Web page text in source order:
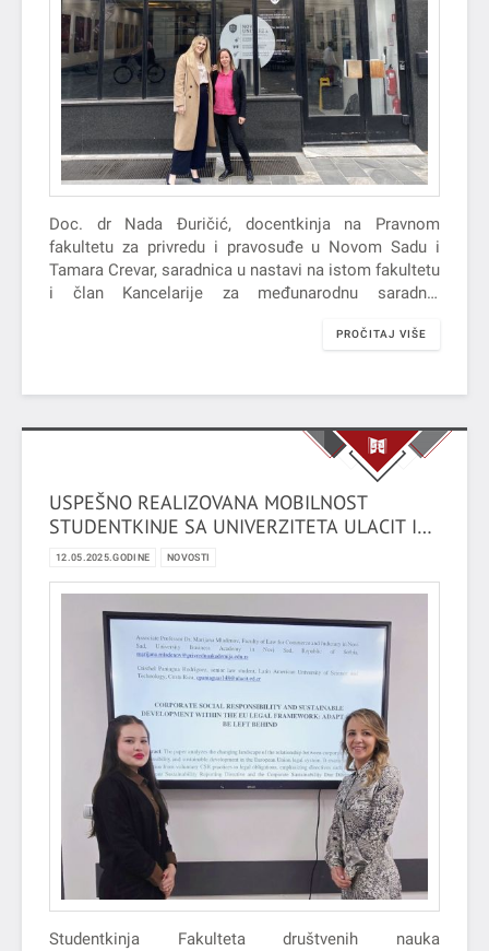
Doc. dr Nada Đuričić, docentkinja na Pravnom
fakultetu za privredu i pravosuđe u Novom Sadu i
Tamara Crevar, saradnica u nastavi na istom fakultetu
i član Kancelarije za međunarodnu saradnju
realizovale su mobilnost na Evropskom pravnom
PROČITAJ VIŠE
USPEŠNO REALIZOVANA MOBILNOST
STUDENTKINJE SA UNIVERZITETA ULACIT IZ
KOSTARIKE U OKVIRU ERAZMUS+ PROJEKTA
12.05.2025.GODINE NOVOSTI
Studentkinja Fakulteta društvenih nauka